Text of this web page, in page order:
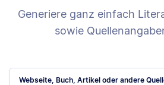
Generiere ganz einfach
sowie
Webseite, Buch, Artikel oder andere